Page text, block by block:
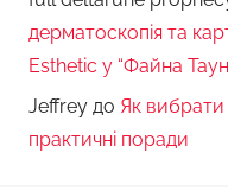
дерматоскопія та
Esthetic у “Файна
Jeffrey до Як вибрати
практичні поради